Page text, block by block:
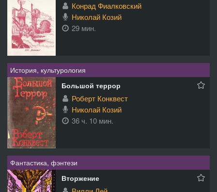
Конрад Фиалковский
Николай Козий
29 мин.
История, культурология
Большой террор
Роберт Конквест
Николай Козий
36 ч. 10 мин.
Фантастика, фэнтези
Вторжение